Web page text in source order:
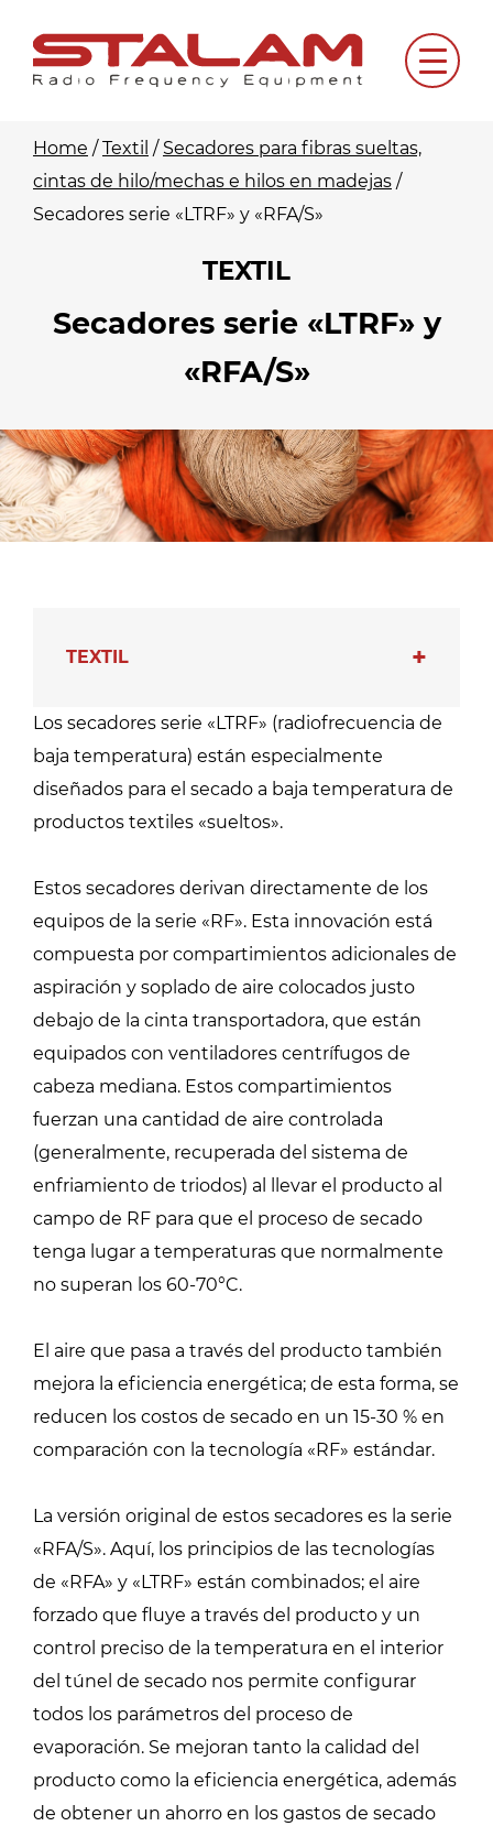
content
Menu
Home /Textil / Secadores para fibras sueltas,
cintas de hilo/mechas e hilos en madejas /
Secadores serie «LTRF» y «RFA/S»
TEXTIL
Secadores serie «LTRF» y
«RFA/S»
TEXTIL
Los secadores serie «LTRF» (radiofrecuencia de
baja temperatura) están especialmente
diseñados para el secado a baja temperatura de
productos textiles «sueltos».
Estos secadores derivan directamente de los
equipos de la serie «RF». Esta innovación está
compuesta por compartimientos adicionales de
aspiración y soplado de aire colocados justo
debajo de la cinta transportadora, que están
equipados con ventiladores centrífugos de
cabeza mediana. Estos compartimientos
fuerzan una cantidad de aire controlada
(generalmente, recuperada del sistema de
enfriamiento de triodos) al llevar el producto al
campo de RF para que el proceso de secado
tenga lugar a temperaturas que normalmente
no superan los 60-70°C.
El aire que pasa a través del producto también
mejora la eficiencia energética; de esta forma, se
reducen los costos de secado en un 15-30 % en
comparación con la tecnología «RF» estándar.
La versión original de estos secadores es la serie
«RFA/S». Aquí, los principios de las tecnologías
de «RFA» y «LTRF» están combinados; el aire
forzado que fluye a través del producto y un
control preciso de la temperatura en el interior
del túnel de secado nos permite configurar
todos los parámetros del proceso de
evaporación. Se mejoran tanto la calidad del
producto como la eficiencia energética, además
de obtener un ahorro en los gastos de secado